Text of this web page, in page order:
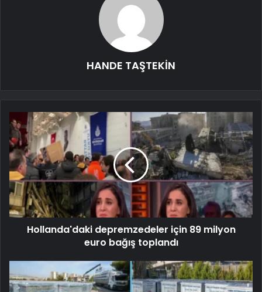
HANDE TAŞTEKİN
Hollanda'daki depremzedeler için 89 milyon
euro bağış toplandı